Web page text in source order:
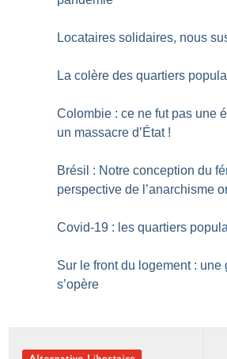
Locataires solidaires, nous
La colère des quartiers
Colombie : ce ne fut pas une
un massacre d’État !
Brésil : Notre conception du
perspective de l’anarchisme
Covid-19 : les quartiers
Sur le front du logement : une
s’opère